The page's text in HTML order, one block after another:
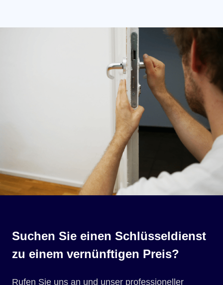
Suchen Sie einen Schlüsseldienst
zu einem vernünftigen Preis?
Rufen Sie uns an und unser professioneller